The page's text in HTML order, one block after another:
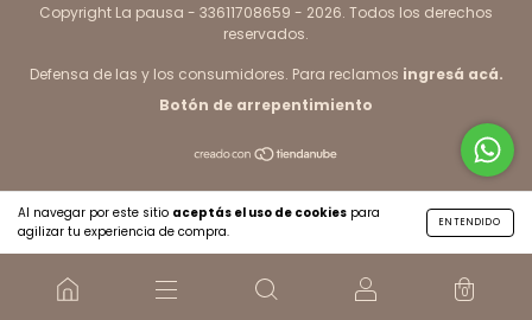
Al navegar por este sitio aceptás el uso de cookies para
agilizar tu experiencia de compra.
ENTENDIDO
0
Copyright La pausa - 33611708659 - 2026. Todos los derechos
reservados.
Defensa de las y los consumidores. Para reclamos ingresá acá.
Botón de arrepentimiento